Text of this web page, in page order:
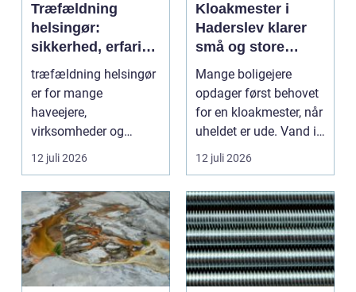
Træfældning
helsingør:
sikkerhed, erfaring
og gode løsninger
i nordsjælland
træfældning helsingør
er for mange
haveejere,
virksomheder og
grundejerforeninger et
12 juli 2026
Kloakmester i
Haderslev klarer
små og store
akutte opgaver
Mange boligejere
opdager først behovet
for en kloakmester, når
uheldet er ude. Vand i
k...
12 juli 2026